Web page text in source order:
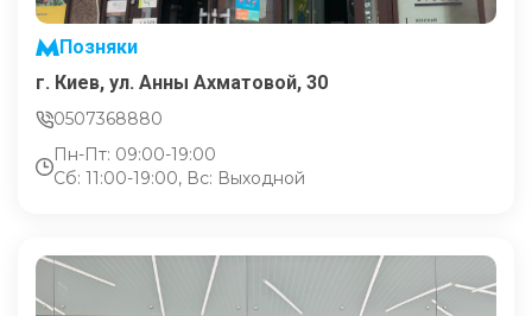
Позняки
г. Киев, ул. Анны Ахматовой, 30
0507368880
Пн-Пт: 09:00-19:00
Сб: 11:00-19:00, Вс: Выходной